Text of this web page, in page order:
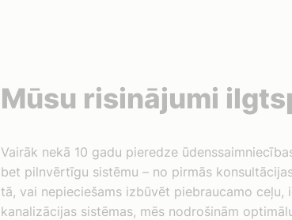
Mūsu risinājumi
Vairāk nekā 10 gadu pieredze
bet pilnvērtīgu sistēmu – no pirmās
tā, vai nepieciešams izbūvēt piebraucamo
kanalizācijas sistēmas, mēs nodrošinām